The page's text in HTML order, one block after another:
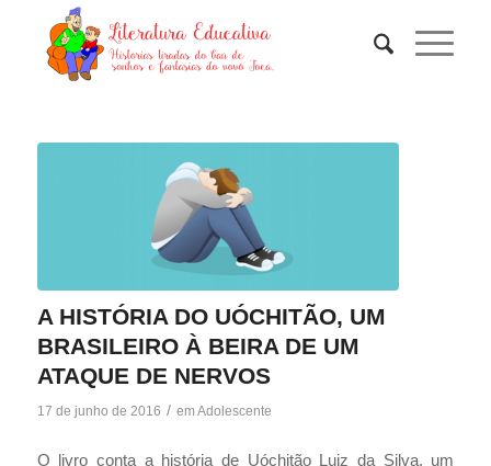
A HISTÓRIA DO UÓCHITÃO, UM
BRASILEIRO À BEIRA DE UM
ATAQUE DE NERVOS
17 de junho de 2016 / em Adolescente
O livro conta a história de Uóchitão Luiz da Silva, um